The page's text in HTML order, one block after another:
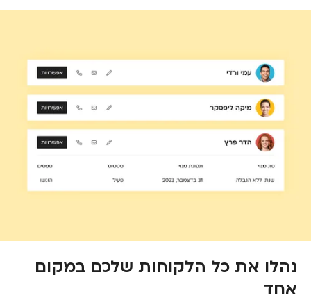
נהלו את כל הלקוחות שלכם במקום
אחד